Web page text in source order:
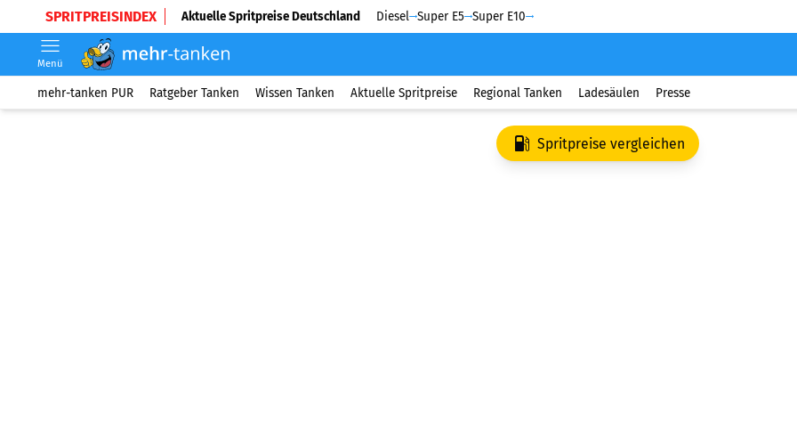
SPRITPREISINDEX Aktuelle Spritpreise Deutschland Diesel Super E5 Super E10
Menü
mehr-tanken PUR Ratgeber Tanken Wissen Tanken Aktuelle Spritpreise Regional Tanken Ladesäulen Presse
Spritpreise vergleichen